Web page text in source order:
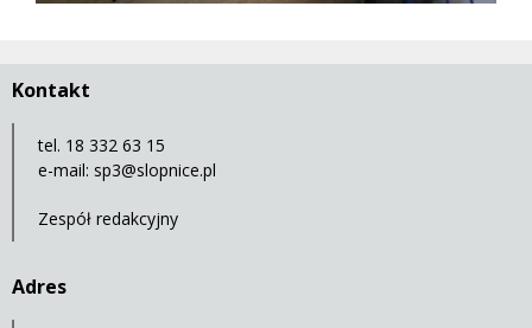
Kontakt
tel. 18 332 63 15
e-mail: sp3@slopnice.pl
Zespół redakcyjny
Adres